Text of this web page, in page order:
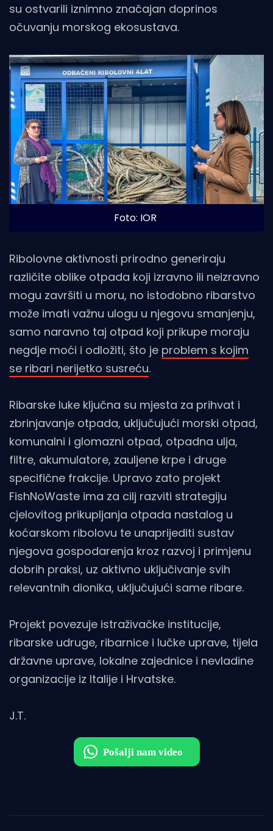
su ostvarili iznimno značajan doprinos
očuvanju morskog ekosustava.
Foto: IOR
Ribolovne aktivnosti prirodno generiraju
različite oblike otpada koji izravno ili neizravno
mogu završiti u moru, no istodobno ribarstvo
može imati važnu ulogu u njegovu smanjenju,
samo naravno taj otpad koji prikupe moraju
negdje moći i odložiti, što je problem s kojim
se ribari nerijetko susreću.
Ribarske luke ključna su mjesta za prihvat i
zbrinjavanje otpada, uključujući morski otpad,
komunalni i glomazni otpad, otpadna ulja,
filtre, akumulatore, zauljene krpe i druge
specifične frakcije. Upravo zato projekt
FishNoWaste ima za cilj razviti strategiju
cjelovitog prikupljanja otpada nastalog u
koćarskom ribolovu te unaprijediti sustav
njegova gospodarenja kroz razvoj i primjenu
dobrih praksi, uz aktivno uključivanje svih
relevantnih dionika, uključujući same ribare.
Projekt povezuje istraživačke institucije,
ribarske udruge, ribarnice i lučke uprave, tijela
državne uprave, lokalne zajednice i nevladine
organizacije iz Italije i Hrvatske.
J.T.